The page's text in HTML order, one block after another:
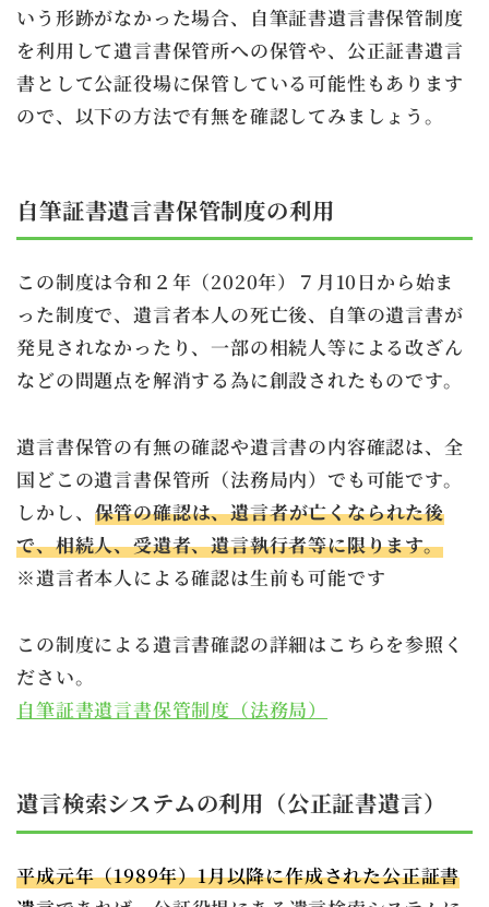
いう形跡がなかった場合、自筆証書遺言書保管制度
を利用して遺言書保管所への保管や、公正証書遺言
書として公証役場に保管している可能性もあります
ので、以下の方法で有無を確認してみましょう。
自筆証書遺言書保管制度の利用
この制度は令和２年（2020年）７月10日から始ま
った制度で、遺言者本人の死亡後、自筆の遺言書が
発見されなかったり、一部の相続人等による改ざん
などの問題点を解消する為に創設されたものです。
遺言書保管の有無の確認や遺言書の内容確認は、全
国どこの遺言書保管所（法務局内）でも可能です。
しかし、 保管の確認は、遺言者が亡くなられた後
で、相続人、受遺者、遺言執行者等に限ります。
※遺言者本人による確認は生前も可能です
この制度による遺言書確認の詳細はこちらを参照く
ださい。
自筆証書遺言書保管制度（法務局）
遺言検索システムの利用（公正証書遺言）
平成元年（1989年）1月以降に作成された公正証書